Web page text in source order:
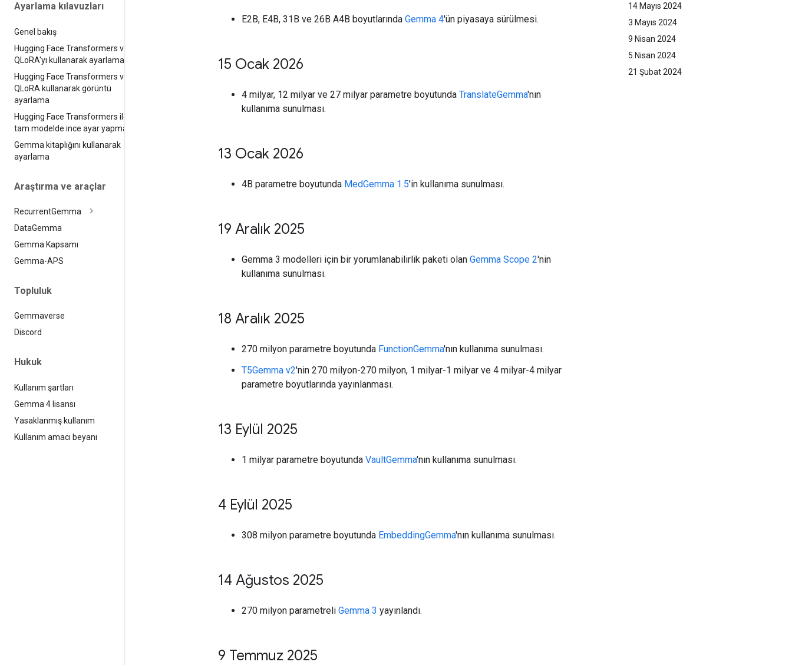
Ayarlama kılavuzları
Genel bakış
Hugging Face Transformers ve
QLoRA'yı kullanarak ayarlama
Hugging Face Transformers ve
QLoRA kullanarak görüntü
ayarlama
Hugging Face Transformers ile
tam modelde ince ayar yapma
Gemma kitaplığını kullanarak
ayarlama
Araştırma ve araçlar
RecurrentGemma
DataGemma
Gemma Kapsamı
Gemma-APS
Topluluk
Gemmaverse
Discord
Hukuk
Kullanım şartları
Gemma 4 lisansı
Yasaklanmış kullanım
Kullanım amacı beyanı
14 Mayıs 2024
3 Mayıs 2024
9 Nisan 2024
5 Nisan 2024
21 Şubat 2024
E2B, E4B, 31B ve 26B A4B boyutlarında Gemma 4'ün piyasaya sürülmesi.
15 Ocak 2026
4 milyar, 12 milyar ve 27 milyar parametre boyutunda TranslateGemma'nın
kullanıma sunulması.
13 Ocak 2026
4B parametre boyutunda MedGemma 1.5'in kullanıma sunulması.
19 Aralık 2025
Gemma 3 modelleri için bir yorumlanabilirlik paketi olan Gemma Scope 2'nin
kullanıma sunulması.
18 Aralık 2025
270 milyon parametre boyutunda FunctionGemma'nın kullanıma sunulması.
T5Gemma v2'nin 270 milyon-270 milyon, 1 milyar-1 milyar ve 4 milyar-4 milyar
parametre boyutlarında yayınlanması.
13 Eylül 2025
1 milyar parametre boyutunda VaultGemma'nın kullanıma sunulması.
4 Eylül 2025
308 milyon parametre boyutunda EmbeddingGemma'nın kullanıma sunulması.
14 Ağustos 2025
270 milyon parametreli Gemma 3 yayınlandı.
9 Temmuz 2025